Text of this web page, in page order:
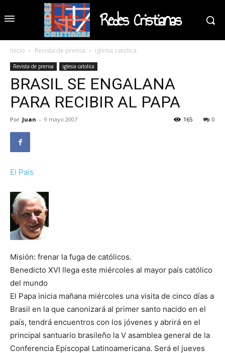
Redes Cristianas
Inicio Revista de prensa iglesia catolica
Revista de prensa iglesia catolica
BRASIL SE ENGALANA
PARA RECIBIR AL PAPA
Por Juan - 9 mayo 2007 0
165
El País
Misión: frenar la fuga de católicos.
Benedicto XVI llega este miércoles al mayor país católico
del mundo
El Papa inicia mañana miércoles una visita de cinco días a
Brasil en la que canonizará al primer santo nacido en el
país, tendrá encuentros con los jóvenes y abrirá en el
principal santuario brasileño la V asamblea general de la
Conferencia Episcopal Latinoamericana. Será el jueves